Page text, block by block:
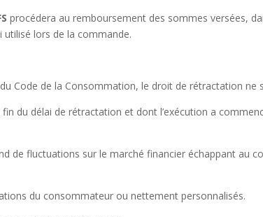
procédera au remboursement des sommes versées,
lors de la commande.
Code de la Consommation, le droit de rétractation ne
du délai de rétractation et dont l’exécution a
de fluctuations sur le marché financier échappant au
du consommateur ou nettement personnalisés.